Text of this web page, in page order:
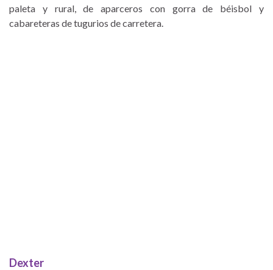
paleta y rural, de aparceros con gorra de béisbol y
cabareteras de tugurios de carretera.
Dexter